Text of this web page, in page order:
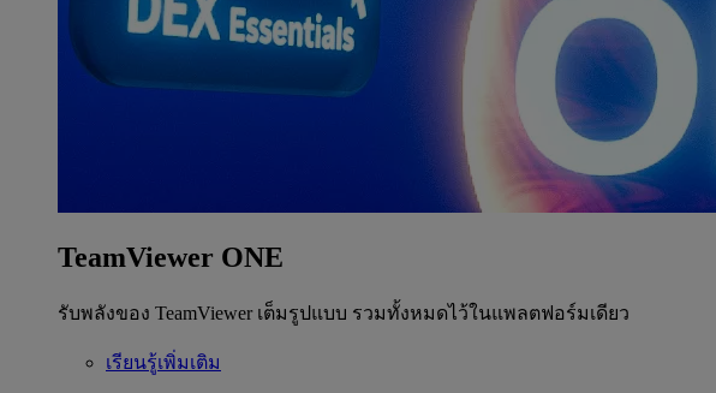
TeamViewer ONE
รับพลังของ TeamViewer เต็มรูปแบบ รวมทั้งหมดไว้ในแพลตฟอร์มเดียว
เรียนรู้เพิ่มเติม